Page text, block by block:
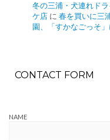
冬の三浦・犬連れド
ケ店 に 春を買いに三
園、「すかなごっそ
CONTACT FORM
NAME